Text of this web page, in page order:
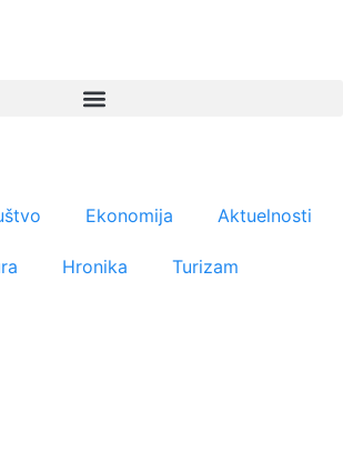
Ekonomija Aktuelnosti
Hronika Turizam